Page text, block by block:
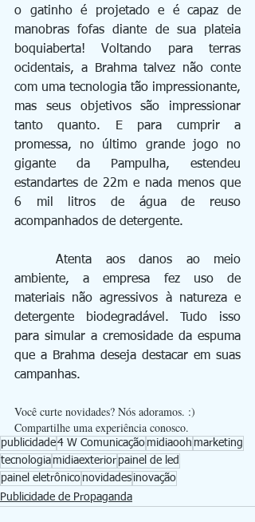
o gatinho é projetado e é capaz de
manobras fofas diante de sua plateia
boquiaberta! Voltando para terras
ocidentais, a Brahma talvez não conte
com uma tecnologia tão impressionante,
mas seus objetivos são impressionar
tanto quanto. E para cumprir a
promessa, no último grande jogo no
gigante da Pampulha, estendeu
estandartes de 22m e nada menos que
6 mil litros de água de reuso
acompanhados de detergente.
	Atenta aos danos ao meio
ambiente, a empresa fez uso de
materiais não agressivos à natureza e
detergente biodegradável. Tudo isso
para simular a cremosidade da espuma
que a Brahma deseja destacar em suas
campanhas.
Você curte novidades? Nós adoramos. :)
Compartilhe uma experiência conosco.
publicidade4 W Comunicação midiaooh marketing
tecnologia midiaexterior painel de led
painel eletrônico novidades inovação
Publicidade de Propaganda